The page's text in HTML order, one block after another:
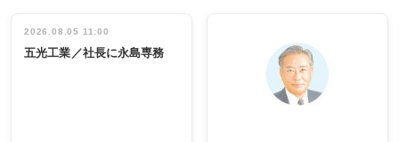
インタビュ
ー／社内ア
祝う 業界関
係者ら220人
出席
2026.08.05 11:00
五光工業／社長に永島専務